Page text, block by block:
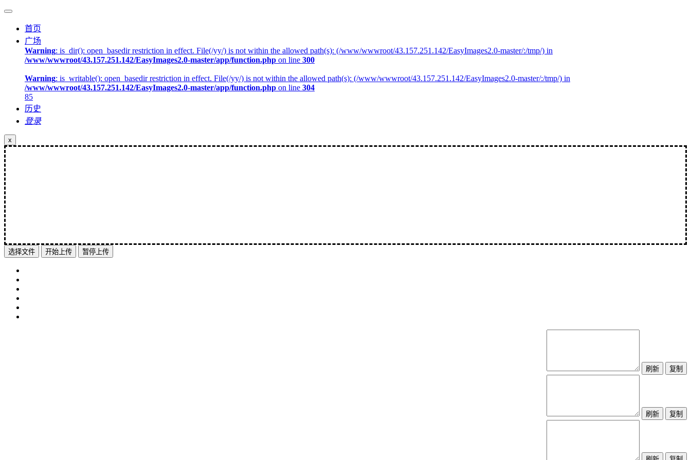
首页
广场
Warning: is_dir(): open_basedir restriction in effect. File(/yy/) is not within the allowed path(s): (/www/wwwroot/43.157.251.142/EasyImages2.0-master/:/tmp/) in
/www/wwwroot/43.157.251.142/EasyImages2.0-master/app/function.php on line 300
Warning: is_writable(): open_basedir restriction in effect. File(/yy/) is not within the allowed path(s): (/www/wwwroot/43.157.251.142/EasyImages2.0-master/:/tmp/) in
/www/wwwroot/43.157.251.142/EasyImages2.0-master/app/function.php on line 304
85
历史
登录
x
选择文件 开始上传 暂停上传
刷新 复制
刷新 复制